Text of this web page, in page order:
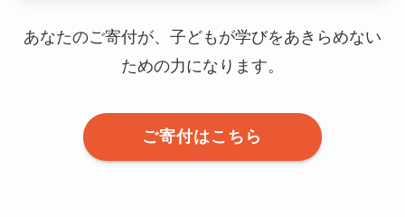
あなたのご寄付が、子どもが学びをあきらめない
ための力になります。
ご寄付はこちら